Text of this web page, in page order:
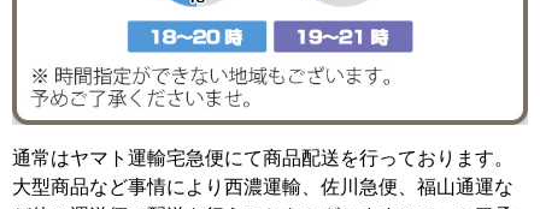
通常はヤマト運輸宅急便にて商品配送を行っております。
大型商品など事情により西濃運輸、佐川急便、福山通運な